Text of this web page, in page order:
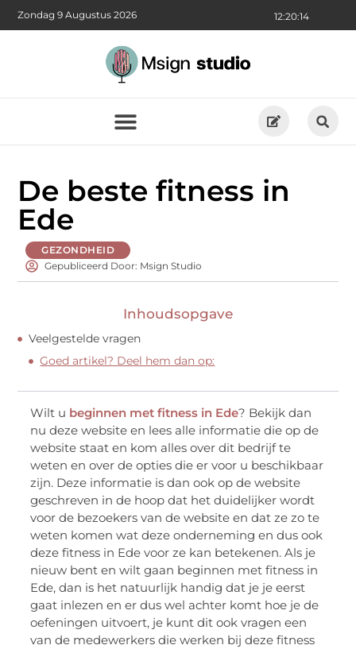
12:20:16
Zondag 9 Augustus 2026
De beste fitness in
Ede
GEZONDHEID
Gepubliceerd Door: Msign Studio
Inhoudsopgave
Veelgestelde vragen
Goed artikel? Deel hem dan op:
Wilt u beginnen met fitness in Ede? Bekijk dan
nu deze website en lees alle informatie die op de
website staat en kom alles over dit bedrijf te
weten en over de opties die er voor u beschikbaar
zijn. Deze informatie is dan ook op de website
geschreven in de hoop dat het duidelijker wordt
voor de bezoekers van de website en dat ze zo te
weten komen wat deze onderneming en dus ook
deze fitness in Ede voor ze kan betekenen. Als je
nieuw bent en wilt gaan beginnen met fitness in
Ede, dan is het natuurlijk handig dat je je eerst
gaat inlezen en er dus wel achter komt hoe je de
oefeningen uitvoert, je kunt dit ook vragen een
van de medewerkers die werken bij deze fitness